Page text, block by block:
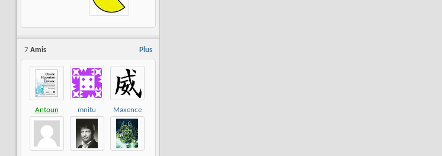
Plus
7 Amis
Antoun mnitu
Maxence
HUBICHE